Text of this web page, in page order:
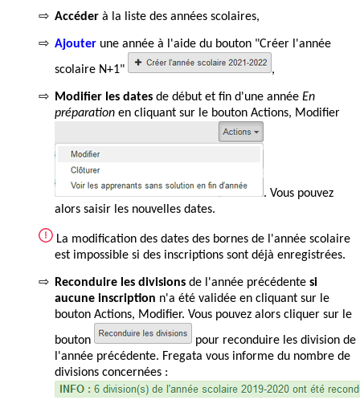
⇨ Accéder à la liste des années scolaires,
⇨ Ajouter une année à l'aide du bouton "Créer l'année
scolaire N+1"
,
⇨ Modifier les dates de début et fin d'une année En
préparation en cliquant sur le bouton Actions, Modifier
. Vous pouvez
alors saisir les nouvelles dates.
La modification des dates des bornes de l'année scolaire
est impossible si des inscriptions sont déjà enregistrées.
⇨ Reconduire les divisions de l'année précédente si
aucune inscription n'a été validée en cliquant sur le
bouton Actions, Modifier. Vous pouvez alors cliquer sur le
bouton
pour reconduire les division de
l'année précédente. Fregata vous informe du nombre de
divisions concernées :